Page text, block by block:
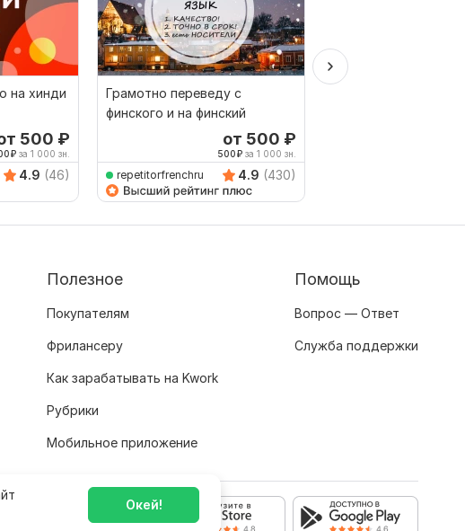
на хинди
500 ₽
₽ за 1 000 зн.
4.9 (46)
Грамотно переведу с
финского и на финский
от 500 ₽
500₽ за 1 000 зн.
repetitorfrenchru 4.9 (430)
Окей!
Полезное
Покупателям
Фрилансеру
Как зарабатывать на Kwork
Рубрики
Мобильное приложение
Помощь
Вопрос — Ответ
Служба поддержки